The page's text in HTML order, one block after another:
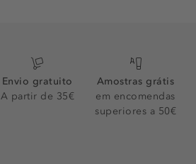
Envio gratuito
A partir de 35€
Amostras grátis
em encomendas
superiores a 50€